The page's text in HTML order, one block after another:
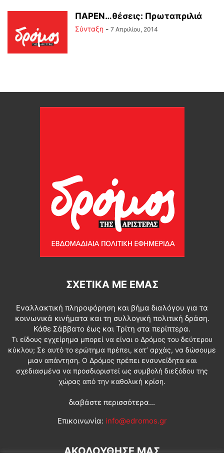
ΠΑΡΕΝ…θέσεις: Πρωταπριλιά
Σύνταξη - 7 Απριλίου, 2014
ΣΧΕΤΙΚΆ ΜΕ ΕΜΆΣ
Εναλλακτική πληροφόρηση και βήμα διαλόγου για τα
κοινωνικά κινήματα και τη συλλογική πολιτική δράση.
Κάθε Σάββατο έως και Τρίτη στα περίπτερα.
Τι είδους εγχείρημα μπορεί να είναι ο Δρόμος του δεύτερου
κύκλου; Σε αυτό το ερώτημα πρέπει, κατ’ αρχάς, να δώσουμε
μιαν απάντηση. Ο Δρόμος πρέπει ενσυνείδητα και
σχεδιασμένα να προσδιοριστεί ως συμβολή διεξόδου της
χώρας από την καθολική κρίση.
διαβάστε περισσότερα...
Επικοινωνία: info@edromos.gr
ΑΚΟΛΟΥΘΗΣΕ ΜΑΣ